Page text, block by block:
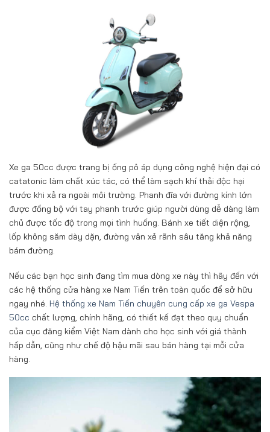
Xe ga 50cc được trang bị ống pô áp dụng công nghệ hiện đại có
catatonic làm chất xúc tác, có thể làm sạch khí thải độc hại
trước khi xả ra ngoài môi trường. Phanh đĩa với đường kính lớn
được đồng bộ với tay phanh trước giúp người dùng dễ dàng làm
chủ được tốc độ trong mọi tình huống. Bánh xe tiết diện rộng,
lốp không săm dày dặn, đường vân xẻ rãnh sâu tăng khả năng
bám đường.
Nếu các bạn học sinh đang tìm mua dòng xe này thì hãy đến với
các hệ thống cửa hàng xe Nam Tiến trên toàn quốc để sở hữu
ngay nhé. Hệ thống xe Nam Tiến chuyên cung cấp xe ga Vespa
50cc chất lượng, chính hãng, có thiết kế đạt theo quy chuẩn
của cục đăng kiểm Việt Nam dành cho học sinh với giá thành
hấp dẫn, cũng như chế độ hậu mãi sau bán hàng tại mỗi cửa
hàng.